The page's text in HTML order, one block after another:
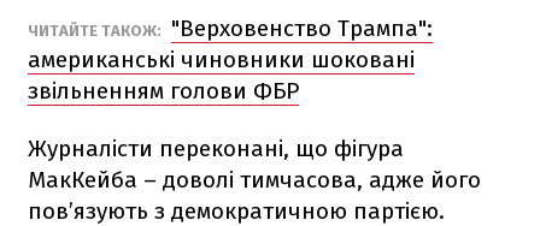
ЧИТАЙТЕ ТАКОЖ:
"Верховенство Трампа":
американські чиновники шоковані
звільненням голови ФБР
Журналісти переконані, що фігура
МакКейба – доволі тимчасова, адже його
пов’язують з демократичною партією.